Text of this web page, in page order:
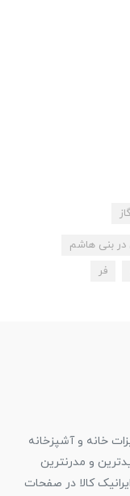
در بنی هاشم
فر
خانه و آشپزخانه
و مدرنترین
کالا در صفحات